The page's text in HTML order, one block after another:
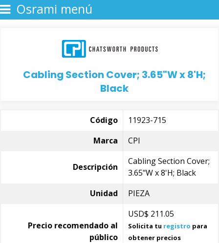
Osrami menú
Cabling Section Cover; 3.65"W x 8'H;
Black
Código
11923-715
Marca
CPI
Descripción
Cabling Section Cover;
3.65"W x 8'H; Black
Unidad
PIEZA
Precio recomendado al
público
USD$ 211.05
Solicita tu registro para
obtener precios